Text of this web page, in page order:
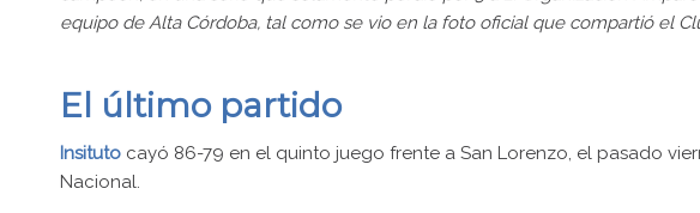
equipo de Alta Córdoba, tal como se vio en la foto oficial que compartió el
El último partido
Insituto cayó 86-79 en el quinto juego frente a San Lorenzo, el pasado
Nacional.